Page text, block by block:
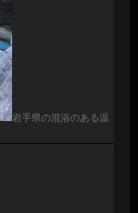
岩手県の混浴のある温